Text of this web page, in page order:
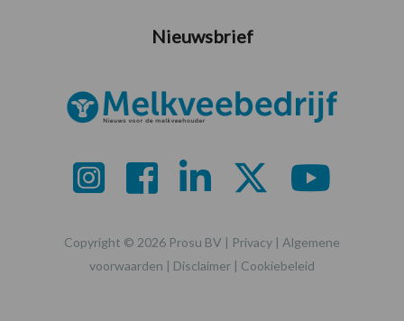
Nieuwsbrief
Copyright © 2026 Prosu BV | Privacy | Algemene
voorwaarden | Disclaimer | Cookiebeleid